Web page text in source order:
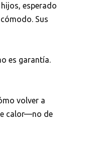
esperado
Sus
es garantía.
volver a
calor—no de